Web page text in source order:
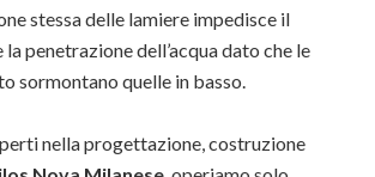
stessa delle lamiere impedisce il
penetrazione dell’acqua dato che le
sormontano quelle in basso.
nella progettazione, costruzione